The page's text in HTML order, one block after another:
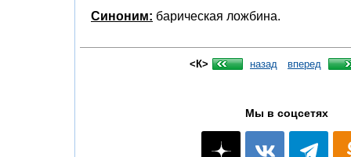
Синоним: барическая ложбина.
<К> назад вперед
Мы в соцсетях